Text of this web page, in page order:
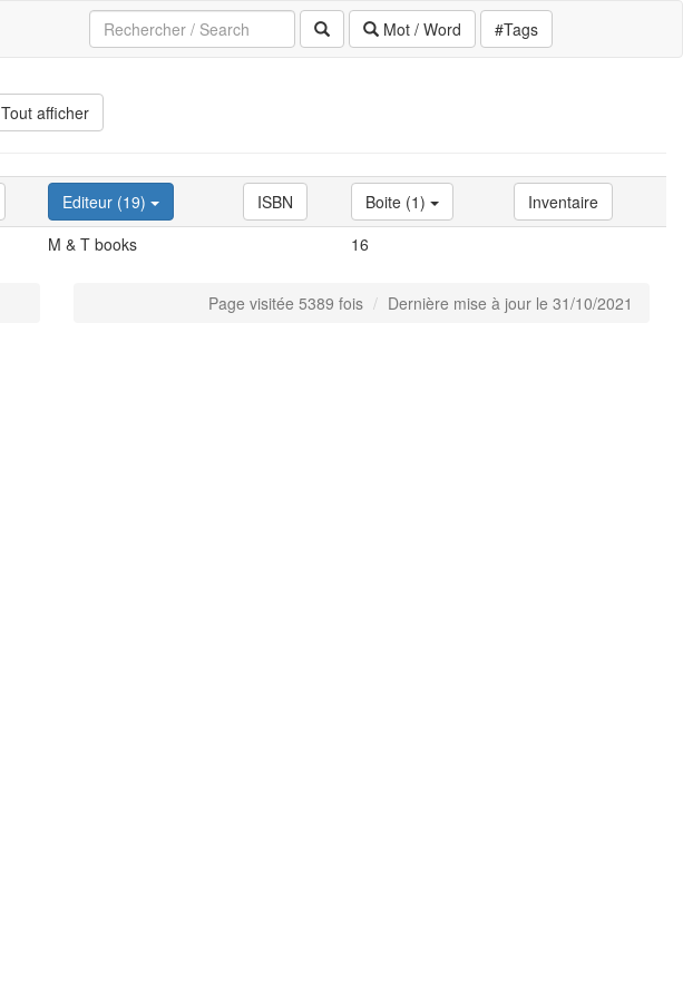
Mot / Word #Tags
Tout afficher
Editeur (19) ISBN Boite (1)
Inventaire
M & T books 16
Page visitée 5389 fois Dernière mise à jour le 31/10/2021